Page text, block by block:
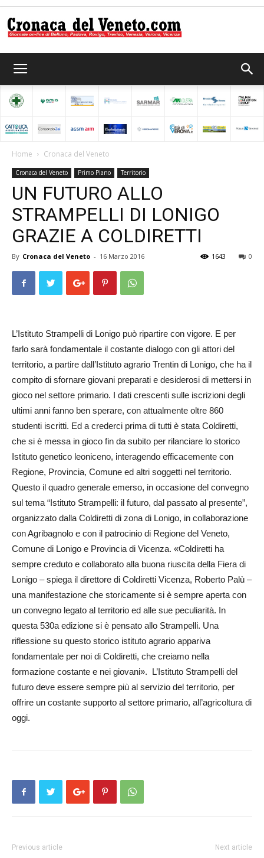
del
Veneto
Home Cronaca del Veneto
Cronaca del Veneto Primo Piano Territorio
UN FUTURO ALLO
STRAMPELLI DI LONIGO
GRAZIE A COLDIRETTI
By Cronaca del Veneto - 16 Marzo 2016 0
1643
L’Istituto Strampelli di Lo­nigo può ripartire con vigore. E per
farlo sarà fondamentale il costante dialogo con gli attori del
territorio, a partire dall’Istituto agrario Trentin di Lonigo, che ha il
compito di sfornare giovani preparati e desiderosi di mettersi in
gioco nel settore primario. I dati crescenti sulle iscrizioni degli
ultimi anni fanno ben sperare, con attualmente oltre 860
studenti iscritti. Ed a crederci prima di tutti è stata Coldiretti,
che si è messa in gioco fin da subito per rilanciare lo storico
Istituto genetico leoniceno, interagendo efficacemente con
Regione, Provincia, Comune ed altri soggetti nel territorio.
Questo il quadro generale emerso, in occasione del convegno
sul tema “Istituto Strampelli: il futuro, dal passato al presente”,
organizzato dalla Coldiretti di zona di Lonigo, in collaborazione
con Agribagnolo e con il patrocinio di Regione del Veneto,
Comune di Lonigo e Provincia di Vicenza. «Coldiretti ha
sempre creduto e collaborato alla buona riuscita della Fiera di
Lonigo – spiega il direttore di Coldiretti Vicenza, Roberto Palù –
una manifestazione che storicamente si è sempre aperta con
un convegno legato al territorio ed alle sue peculiarità. In
questa 530a edizione si è pensato allo Strampelli. Una
riflessione su questo storico istituto agrario appariva
fondamentale per noi di Coldiretti, che creiamo nella
formazione costante e nei giovani». L’Istituto Strampelli del
futuro deve essere sempre più al servizio del territorio, per
offrire un costante supporto al settore primario, all’agricoltura di
oggi.
Previous article Next article